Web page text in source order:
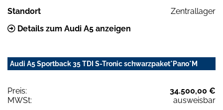
Standort
Zentrallager
Details zum Audi A5 anzeigen
Audi A5 Sportback 35 TDI S-Tronic schwarzpaket*Pano*M
Preis:
34.500,00 €
MWSt:
ausweisbar